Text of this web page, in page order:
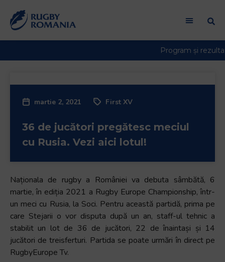
in
One
Accessibility
screen
"Ctrl
martie 2, 2021 First XV
36 de jucători pregătesc meciul
cu Rusia. Vezi aici lotul!
Naționala de rugby a României va debuta sâmbătă, 6
martie, în ediția 2021 a Rugby Europe Championship, într-
un meci cu Rusia, la Soci. Pentru această partidă, prima pe
care Stejarii o vor disputa după un an, staff-ul tehnic a
stabilit un lot de 36 de jucători, 22 de înaintași și 14
jucători de treisferturi. Partida se poate urmări în direct pe
RugbyEurope Tv.